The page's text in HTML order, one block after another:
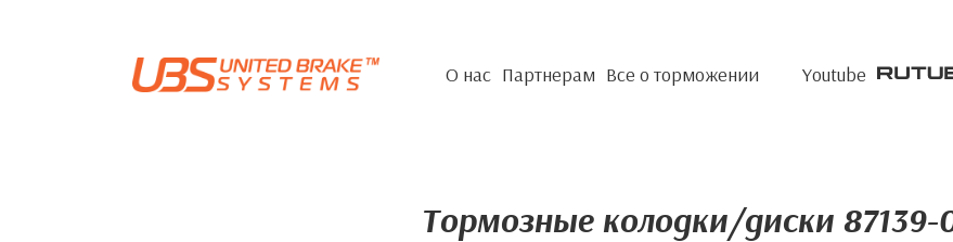
О нас Партнерам Все о торможении Youtube
Тормозные колодки/диски 87139-